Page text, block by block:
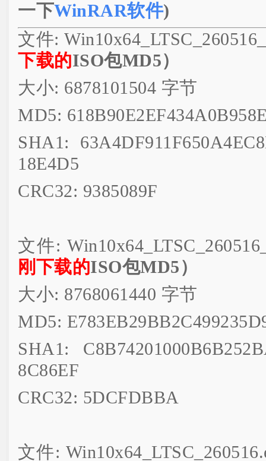
一下WinRAR软件)
文件:
下载的ISO包MD5）
大小: 6878101504 字节
MD5:
SHA1:
18E4D5
CRC32: 9385089F
文件:
刚下载的ISO包MD5）
大小: 8768061440 字节
MD5:
SHA1:
8C86EF
CRC32: 5DCFDBBA
文件: